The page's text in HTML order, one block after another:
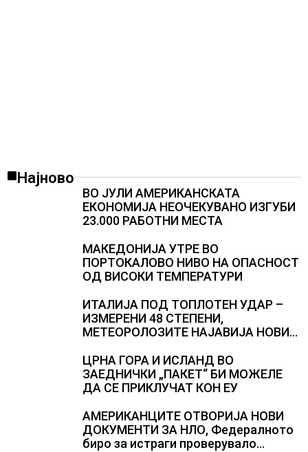
Најново
ВО ЈУЛИ АМЕРИКАНСКАТА
ЕКОНОМИЈА НЕОЧЕКУВАНО ИЗГУБИ
23.000 РАБОТНИ МЕСТА
МАКЕДОНИЈА УТРЕ ВО
ПОРТОКАЛОВО НИВО НА ОПАСНОСТ
ОД ВИСОКИ ТЕМПЕРАТУРИ
ИТАЛИЈА ПОД ТОПЛОТЕН УДАР –
ИЗМЕРЕНИ 48 СТЕПЕНИ,
МЕТЕОРОЛОЗИТЕ НАЈАВИЈА НОВИ
АВГУСТ
ЦРНА ГОРА И ИСЛАНД ВО
ЗАЕДНИЧКИ „ПАКЕТ“ БИ МОЖЕЛЕ
ДА СЕ ПРИКЛУЧАТ КОН ЕУ
АМЕРИКАНЦИТЕ ОТВОРИЈА НОВИ
ДОКУМЕНТИ ЗА НЛО, Федералното
биро за истраги проверувало